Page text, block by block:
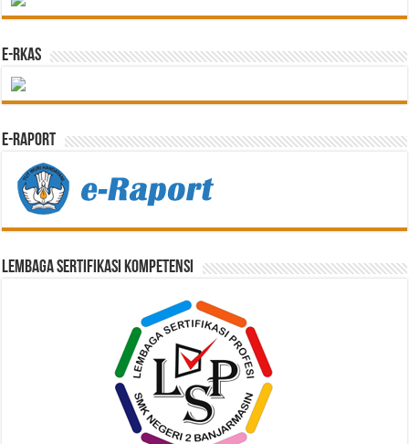
e-RKAS
E-Raport
Lembaga Sertifikasi Kompetensi